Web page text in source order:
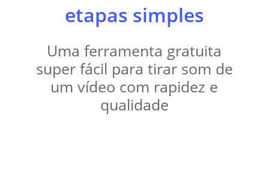
etapas simples
Uma ferramenta gratuita
super fácil para tirar som de
um vídeo com rapidez e
qualidade